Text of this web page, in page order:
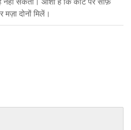
दोनों मिलें।